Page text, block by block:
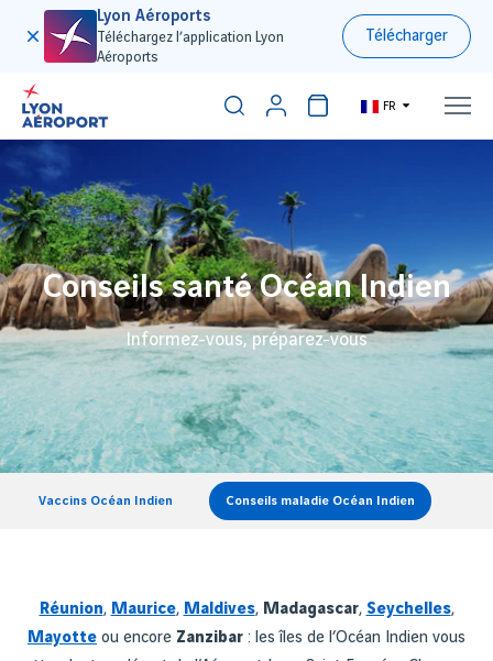
Lyon Aéroports
Téléchargez l’application Lyon
Aéroports
Télécharger
FR
Conseils santé Océan Indien
Informez-vous, préparez-vous
Vaccins Océan Indien Conseils maladie Océan Indien
Réunion, Maurice, Maldives, Madagascar, Seychelles,
Mayotte ou encore Zanzibar : les îles de l’Océan Indien vous